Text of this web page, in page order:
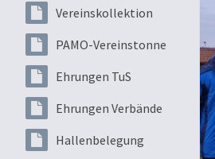
Vereinskollektion
PAMO-Vereinstonne
Ehrungen TuS
Ehrungen Verbände
Hallenbelegung